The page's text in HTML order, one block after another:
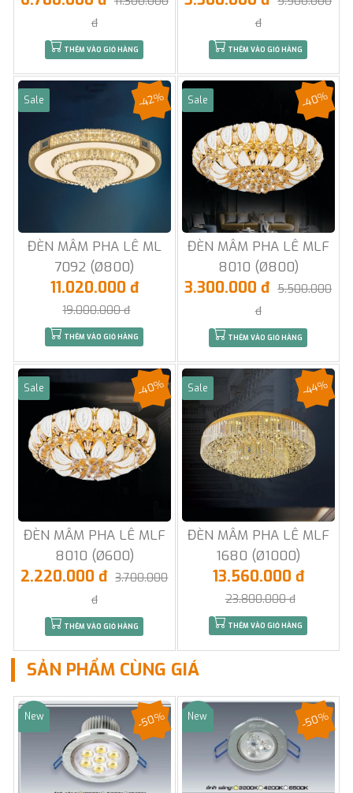
đ
THÊM VÀO GIỎ HÀNG
đ
THÊM VÀO GIỎ HÀNG
Sale
ĐÈN MÂM PHA LÊ ML
7092 (Ø800)
-42%
11.020.000 đ
19.000.000 đ
THÊM VÀO GIỎ HÀNG
Sale
ĐÈN MÂM PHA LÊ MLF
8010 (Ø800)
-40%
3.300.000 đ 5.500.000
đ
THÊM VÀO GIỎ HÀNG
Sale
ĐÈN MÂM PHA LÊ MLF
8010 (Ø600)
-40%
2.220.000 đ 3.700.000
đ
THÊM VÀO GIỎ HÀNG
Sale
ĐÈN MÂM PHA LÊ MLF
1680 (Ø1000)
-44%
13.560.000 đ
23.800.000 đ
THÊM VÀO GIỎ HÀNG
SẢN PHẨM CÙNG GIÁ
Sale
New -50% Sale
New -50%